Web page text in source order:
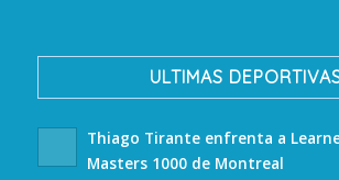
ULTIMAS
Thiago Tirante enfrenta a
Masters 1000 de Montreal